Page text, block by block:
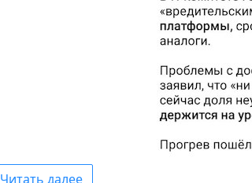
Читать далее